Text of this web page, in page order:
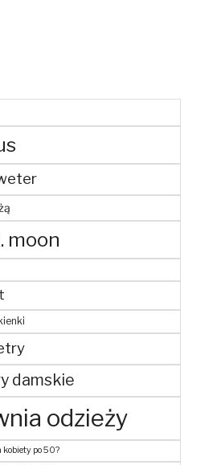
moon
damskie
odzieży
kobiety po 50?